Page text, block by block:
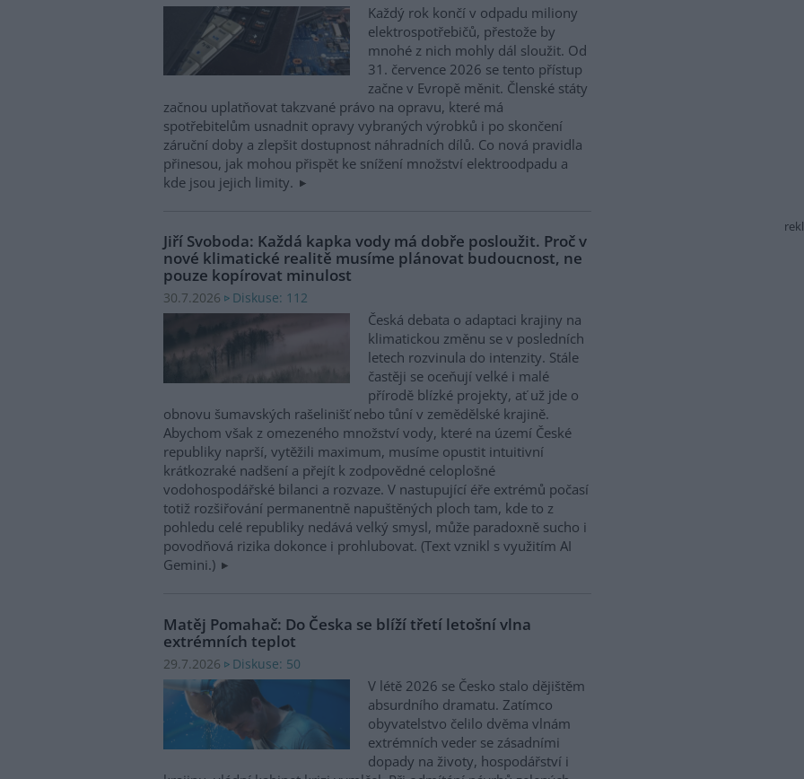
Každý rok končí v odpadu miliony
elektrospotřebičů, přestože by
mnohé z nich mohly dál sloužit. Od
31. července 2026 se tento přístup
začne v Evropě měnit. Členské státy
začnou uplatňovat takzvané právo na opravu, které má
spotřebitelům usnadnit opravy vybraných výrobků i po skončení
záruční doby a zlepšit dostupnost náhradních dílů. Co nová pravidla
přinesou, jak mohou přispět ke snížení množství elektroodpadu a
kde jsou jejich limity.
Jiří Svoboda: Každá kapka vody má dobře posloužit. Proč v
nové klimatické realitě musíme plánovat budoucnost, ne
pouze kopírovat minulost
30.7.2026 Diskuse: 112
Česká debata o adaptaci krajiny na
klimatickou změnu se v posledních
letech rozvinula do intenzity. Stále
častěji se oceňují velké i malé
přírodě blízké projekty, ať už jde o
obnovu šumavských rašelinišť nebo tůní v zemědělské krajině.
Abychom však z omezeného množství vody, které na území České
republiky naprší, vytěžili maximum, musíme opustit intuitivní
krátkozraké nadšení a přejít k zodpovědné celoplošné
vodohospodářské bilanci a rozvaze. V nastupující éře extrémů počasí
totiž rozšiřování permanentně napuštěných ploch tam, kde to z
pohledu celé republiky nedává velký smysl, může paradoxně sucho i
povodňová rizika dokonce i prohlubovat. (Text vznikl s využitím AI
Gemini.)
Matěj Pomahač: Do Česka se blíží třetí letošní vlna
extrémních teplot
29.7.2026 Diskuse: 50
V létě 2026 se Česko stalo dějištěm
absurdního dramatu. Zatímco
obyvatelstvo čelilo dvěma vlnám
extrémních veder se zásadními
dopady na životy, hospodářství i